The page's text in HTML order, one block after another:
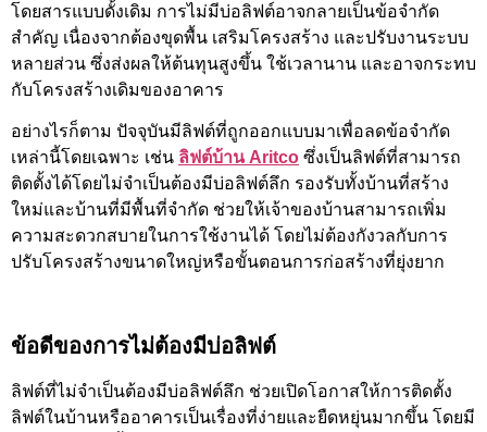
โดยสารแบบดั้งเดิม การไม่มีบ่อลิฟต์อาจกลายเป็นข้อจำกัด
สำคัญ เนื่องจากต้องขุดพื้น เสริมโครงสร้าง และปรับงานระบบ
หลายส่วน ซึ่งส่งผลให้ต้นทุนสูงขึ้น ใช้เวลานาน และอาจกระทบ
กับโครงสร้างเดิมของอาคาร
อย่างไรก็ตาม ปัจจุบันมีลิฟต์ที่ถูกออกแบบมาเพื่อลดข้อจำกัด
เหล่านี้โดยเฉพาะ เช่น ลิฟต์บ้าน Aritco ซึ่งเป็นลิฟต์ที่สามารถ
ติดตั้งได้โดยไม่จำเป็นต้องมีบ่อลิฟต์ลึก รองรับทั้งบ้านที่สร้าง
ใหม่และบ้านที่มีพื้นที่จำกัด ช่วยให้เจ้าของบ้านสามารถเพิ่ม
ความสะดวกสบายในการใช้งานได้ โดยไม่ต้องกังวลกับการ
ปรับโครงสร้างขนาดใหญ่หรือขั้นตอนการก่อสร้างที่ยุ่งยาก
ข้อดีของการไม่ต้องมีบ่อลิฟต์
ลิฟต์ที่ไม่จำเป็นต้องมีบ่อลิฟต์ลึก ช่วยเปิดโอกาสให้การติดตั้ง
ลิฟต์ในบ้านหรืออาคารเป็นเรื่องที่ง่ายและยืดหยุ่นมากขึ้น โดยมี